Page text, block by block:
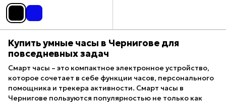
Купить умные часы в Чернигове для
повседневных задач
Смарт часы – это компактное электронное устройство,
которое сочетает в себе функции часов, персонального
помощника и трекера активности. Смарт часы в
Чернигове пользуются популярностью не только как